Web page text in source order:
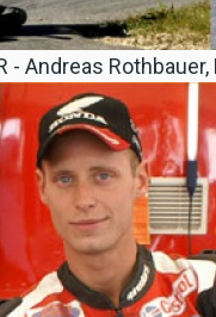
- Andreas Rothbauer,